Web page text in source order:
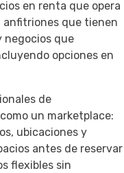
en renta que opera
anfitriones que tienen
negocios que
opciones en
de
un marketplace:
ubicaciones y
antes de reservar
flexibles sin